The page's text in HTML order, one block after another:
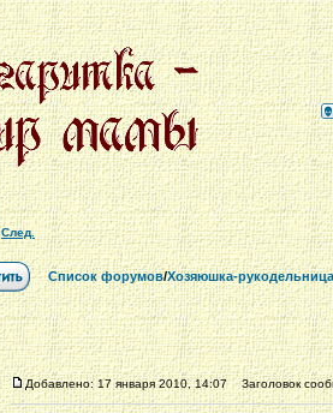
След.
Список форумов/Хозяюшка-рукодельница
Добавлено: 17 января 2010, 14:07 Заголовок